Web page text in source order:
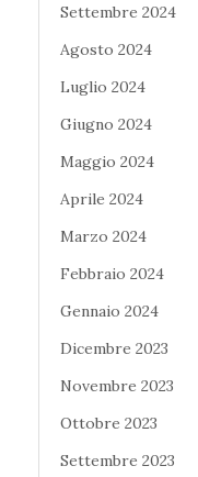
Settembre 2024
Agosto 2024
Luglio 2024
Giugno 2024
Maggio 2024
Aprile 2024
Marzo 2024
Febbraio 2024
Gennaio 2024
Dicembre 2023
Novembre 2023
Ottobre 2023
Settembre 2023